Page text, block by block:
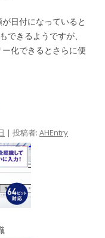
日付になっていると
できるようですが、
化できるとさらに便
| 投稿者: AHEntry